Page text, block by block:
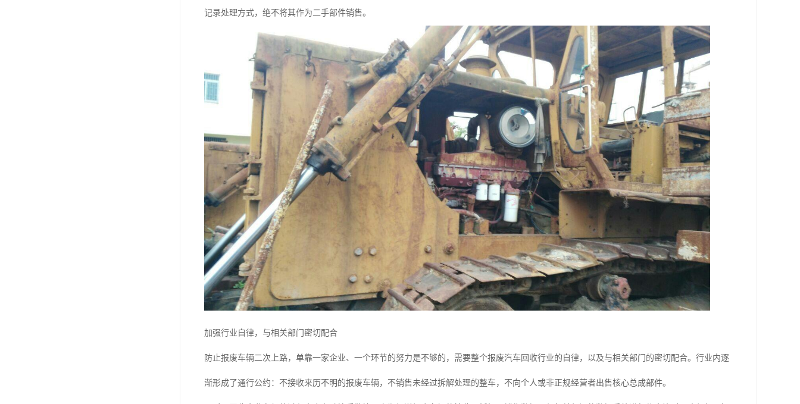
记录处理方式，绝不将其作为二手部件销售。
加强行业自律，与相关部门密切配合
防止报废车辆二次上路，单靠一家企业、一个环节的努力是不够的，需要整个报废汽车回收行业的自律，以及与相关部门的密切配合。行业内逐
渐形成了通行公约：不接收来历不明的报废车辆，不销售未经过拆解处理的整车，不向个人或非正规经营者出售核心总成部件。